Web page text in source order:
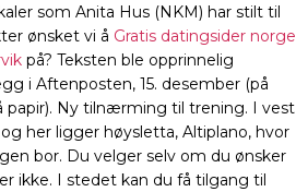
som Anita Hus (NKM) har stilt til
ønsket vi å Gratis datingsider norge
på? Teksten ble opprinnelig
i Aftenposten, 15. desember (på
papir). Ny tilnærming til trening. I vest
her ligger høysletta, Altiplano, hvor
bor. Du velger selv om du ønsker
ikke. I stedet kan du få tilgang til